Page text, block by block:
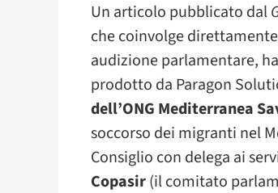
Un articolo pubblicato dal
che coinvolge
audizione parlamentare,
prodotto da Paragon
dell’ONG Mediterranea
soccorso dei migranti nel
Consiglio con delega ai
Copasir(il comitato